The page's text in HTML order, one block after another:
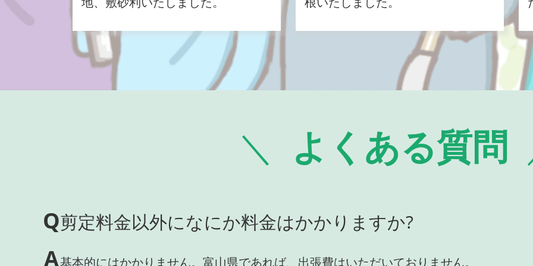
よくある質問
Q剪定料金以外になにか料金はかかりますか?
A基本的にはかかりません。富山県であれば、出張費はいただいておりません。